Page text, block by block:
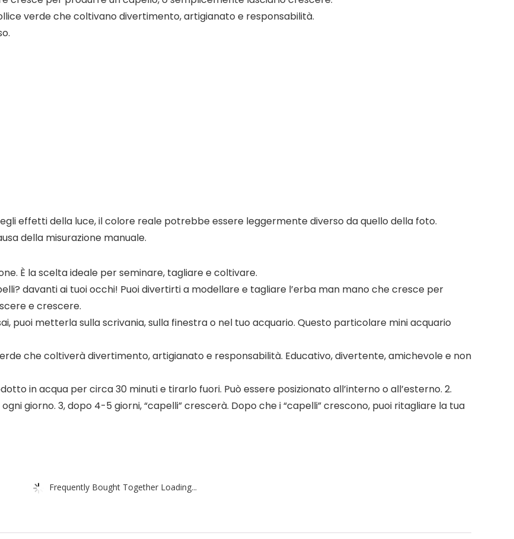
verde che coltivano divertimento, artigianato e responsabilità.
effetti della luce, il colore reale potrebbe essere leggermente diverso da quello della foto.
della misurazione manuale.
È la scelta ideale per seminare, tagliare e coltivare.
davanti ai tuoi occhi! Puoi divertirti a modellare e tagliare l’erba man mano che cresce per
e crescere.
puoi metterla sulla scrivania, sulla finestra o nel tuo acquario. Questo particolare mini acquario
che coltiverà divertimento, artigianato e responsabilità. Educativo, divertente, amichevole e non
in acqua per circa 30 minuti e tirarlo fuori. Può essere posizionato all’interno o all’esterno. 2.
giorno. 3, dopo 4-5 giorni, “capelli” crescerà. Dopo che i “capelli” crescono, puoi ritagliare la tua
Frequently Bought Together Loading...